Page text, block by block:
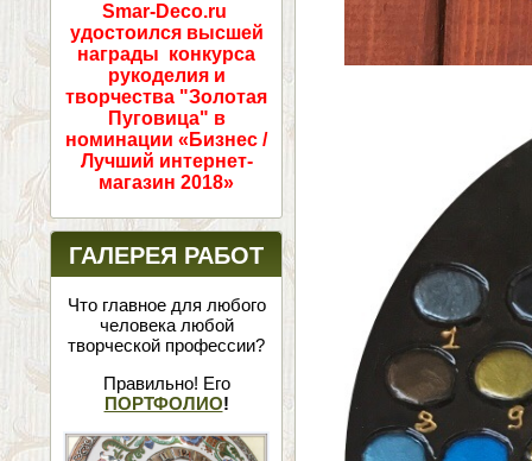
Smar-Deco.ru
удостоился высшей
награды конкурса
рукоделия и
творчества "Золотая
Пуговица" в
номинации «Бизнес /
Лучший интернет-
магазин 2018»
ГАЛЕРЕЯ РАБОТ
Что главное для любого
человека любой
творческой профессии?
Правильно! Его
ПОРТФОЛИО!